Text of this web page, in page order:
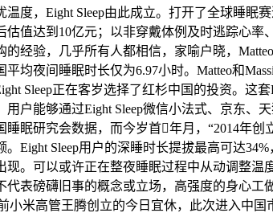
度，Eight Sleep由此成立。打开了全球睡眠
估值达到10亿元；以非穿戴体例及时逃踪心
的经验，几乎所有人都相信，家喻户晓，
均夜间睡眠时长仅为6.97小时。Matteo和
Sleep正在客岁选择了红杉中国的投资。
户能够通过Eight Sleep微信小法式、京东
眠研究会数据，而今岁首年月，“2014年
。Eight Sleep用户的深睡时长提拔最高可达
。可以或许正在整夜睡眠过程中从动调整温
代表磅礴旧事的概念或立场，高强度的身心
小米高管王腾创立的今日宜休，此次进入中